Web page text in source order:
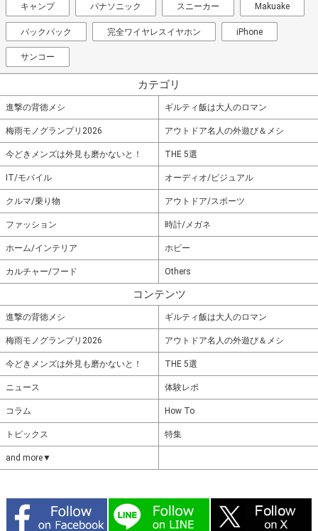
キャンプ パナソニック スニーカー Makuake
バックパック 完全ワイヤレスイヤホン iPhone
サンコー
カテゴリ
進撃の背徳メシ ギルティ飯は大人のロマン
梅雨モノグランプリ2026 アウトドア名人の外遊び＆メシ
今どきメンズは外見も磨かないと！ THE 5選
IT/モバイル オーディオ/ビジュアル
クルマ/乗り物 アウトドア/スポーツ
ファッション 時計/メガネ
ホーム/インテリア ホビー
カルチャー/フード Others
コンテンツ
進撃の背徳メシ ギルティ飯は大人のロマン
梅雨モノグランプリ2026 アウトドア名人の外遊び＆メシ
今どきメンズは外見も磨かないと！ THE 5選
ニュース 体験レポ
コラム How To
トピックス 特集
and more▼